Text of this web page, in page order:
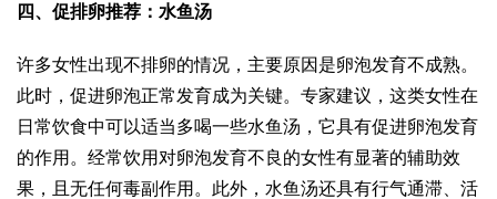
四、促排卵推荐：水鱼汤
许多女性出现不排卵的情况，主要原因是卵泡发育不成熟。
此时，促进卵泡正常发育成为关键。专家建议，这类女性在
日常饮食中可以适当多喝一些水鱼汤，它具有促进卵泡发育
的作用。经常饮用对卵泡发育不良的女性有显著的辅助效
果，且无任何毒副作用。此外，水鱼汤还具有行气通滞、活